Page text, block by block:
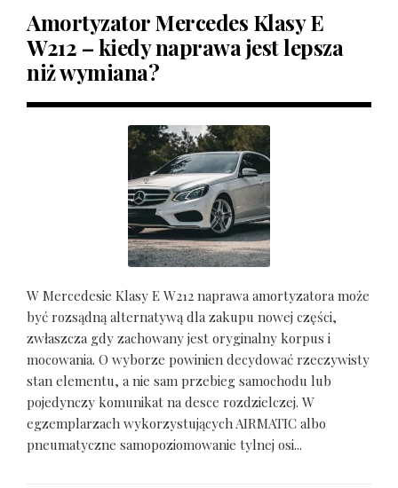
Amortyzator Mercedes Klasy E
W212 – kiedy naprawa jest lepsza
niż wymiana?
W Mercedesie Klasy E W212 naprawa amortyzatora może
być rozsądną alternatywą dla zakupu nowej części,
zwłaszcza gdy zachowany jest oryginalny korpus i
mocowania. O wyborze powinien decydować rzeczywisty
stan elementu, a nie sam przebieg samochodu lub
pojedynczy komunikat na desce rozdzielczej. W
egzemplarzach wykorzystujących AIRMATIC albo
pneumatyczne samopoziomowanie tylnej osi...